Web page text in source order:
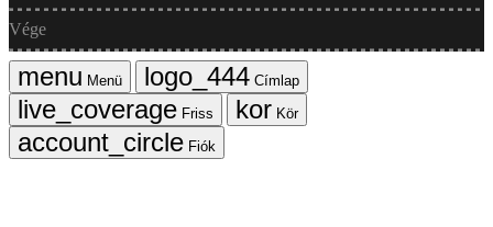
Vége
Menü
Címlap
Friss
Kör
Fiók